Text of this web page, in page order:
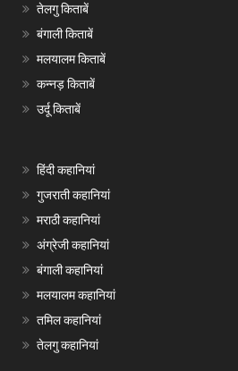
तेलगु किताबें
बंगाली किताबें
मलयालम किताबें
कन्नड़ किताबें
उर्दू किताबें
हिंदी कहानियां
गुजराती कहानियां
मराठी कहानियां
अंग्रेजी कहानियां
बंगाली कहानियां
मलयालम कहानियां
तमिल कहानियां
तेलगु कहानियां